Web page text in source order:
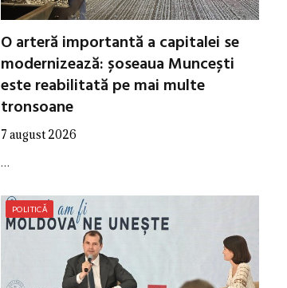
O arteră importantă a capitalei se
modernizează: șoseaua Muncești
este reabilitată pe mai multe
tronsoane
7 august 2026
…
POLITICĂ